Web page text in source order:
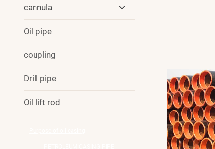
cannula
Toggle
Oil pipe
coupling
Drill pipe
Oil lift rod